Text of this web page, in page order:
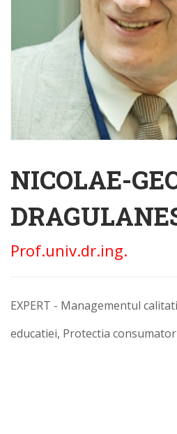
NICOLAE-
Prof.univ.dr.ing.
EXPERT - Managementul
educatiei, Protectia